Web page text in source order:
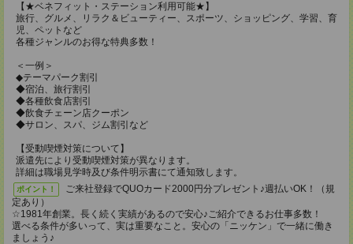
【★ベネフィット・ステーション利用可能★】
旅行、グルメ、リラク＆ビューティー、スポーツ、ショッピング、学習、育
児、ペットなど
各種ジャンルのお得な特典多数！
＜一例＞
◆テーマパーク割引
◆宿泊、旅行割引
◆各種飲食店割引
◆飲食チェーン店クーポン
◆サロン、スパ、ジム割引など
【受動喫煙対策について】
派遣先により受動喫煙対策が異なります。
詳細は職場見学時及び条件明示書にて通知致します。
ポイント！
ご来社登録でQUOカード2000円分プレゼント♪週払いOK！（規
定あり）
☆1981年創業。長く続く実績があるので安心♪ご紹介できるお仕事多数！
選べる条件が多いって、実は重要なこと。安心の「ニッケン」で一緒に働き
ましょう♪